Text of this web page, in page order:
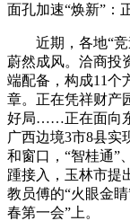
面孔加速“焕新”：
近期，各地“竞
蔚然成风。洽商投
端配备，构成11个
章。正在凭祥财产
好局……正在面向东
广西边境3市8县实
和窗口，“智桂通”
踵接入，玉林市提
教员傅的“火眼金
春第一会”上。